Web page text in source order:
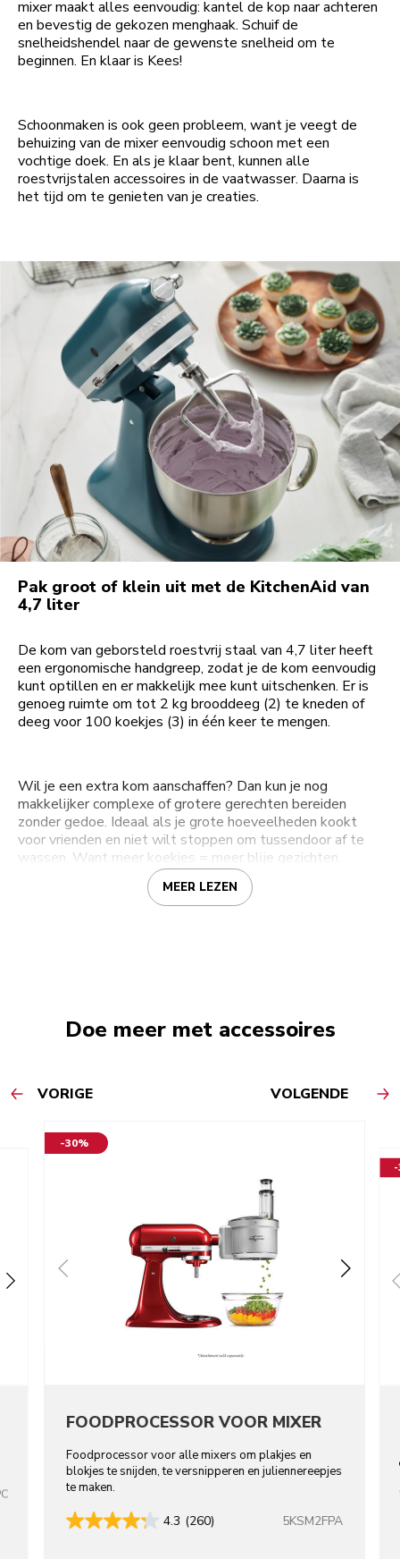
mixer maakt alles eenvoudig: kantel de kop naar achteren
en bevestig de gekozen menghaak. Schuif de
snelheidshendel naar de gewenste snelheid om te
beginnen. En klaar is Kees!
Schoonmaken is ook geen probleem, want je veegt de
behuizing van de mixer eenvoudig schoon met een
vochtige doek. En als je klaar bent, kunnen alle
roestvrijstalen accessoires in de vaatwasser. Daarna is
het tijd om te genieten van je creaties.
Pak groot of klein uit met de KitchenAid van
4,7 liter
De kom van geborsteld roestvrij staal van 4,7 liter heeft
een ergonomische handgreep, zodat je de kom eenvoudig
kunt optillen en er makkelijk mee kunt uitschenken. Er is
genoeg ruimte om tot 2 kg brooddeeg (2) te kneden of
deeg voor 100 koekjes (3) in één keer te mengen.
Wil je een extra kom aanschaffen? Dan kun je nog
makkelijker complexe of grotere gerechten bereiden
zonder gedoe. Ideaal als je grote hoeveelheden kookt
voor vrienden en niet wilt stoppen om tussendoor af te
wassen. Want meer koekjes = meer blije gezichten.
MEER LEZEN
Doe meer met accessoires
VORIGE VOLGENDE
-30%
FOODPROCESSOR VOOR MIXER
Foodprocessor voor alle mixers om plakjes en
blokjes te snijden, te versnipperen en juliennereepjes
te maken.
4.3 (260) 5KSM2FPA
-